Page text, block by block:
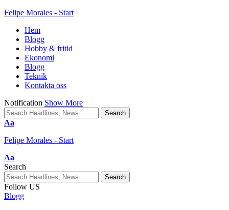
Felipe Morales - Start
Hem
Blogg
Hobby & fritid
Ekonomi
Blogg
Teknik
Kontakta oss
Notification Show More
Aa
Felipe Morales - Start
Aa
Search
Follow US
Blogg